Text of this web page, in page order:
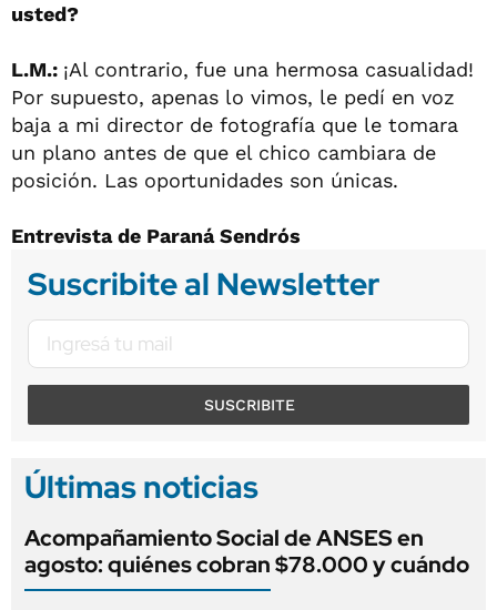
usted?
L.M.: ¡Al contrario, fue una hermosa casualidad!
Por supuesto, apenas lo vimos, le pedí en voz
baja a mi director de fotografía que le tomara
un plano antes de que el chico cambiara de
posición. Las oportunidades son únicas.
Entrevista de Paraná Sendrós
Suscribite al Newsletter
SUSCRIBITE
Últimas noticias
Acompañamiento Social de ANSES en
agosto: quiénes cobran $78.000 y cuándo